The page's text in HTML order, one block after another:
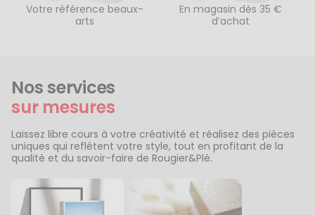
Votre référence beaux-
arts
En magasin dès 35 €
d’achat
Nos services
sur mesures
Laissez libre cours à votre créativité et réalisez des pièces
uniques qui reflètent votre style, tout en profitant de la
qualité et du savoir-faire de Rougier&Plé.